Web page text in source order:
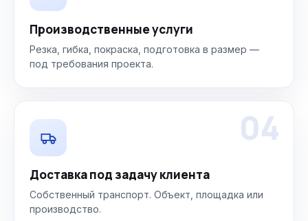
Производственные услуги
Резка, гибка, покраска, подготовка в размер —
под требования проекта.
04
Доставка под задачу клиента
Собственный транспорт. Объект, площадка или
производство.